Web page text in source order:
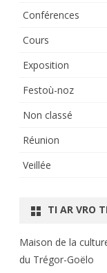
Conférences
Cours
Exposition
Festoù-noz
Non classé
Réunion
Veillée
TI AR VRO
Maison de la
du Trégor-Goëlo